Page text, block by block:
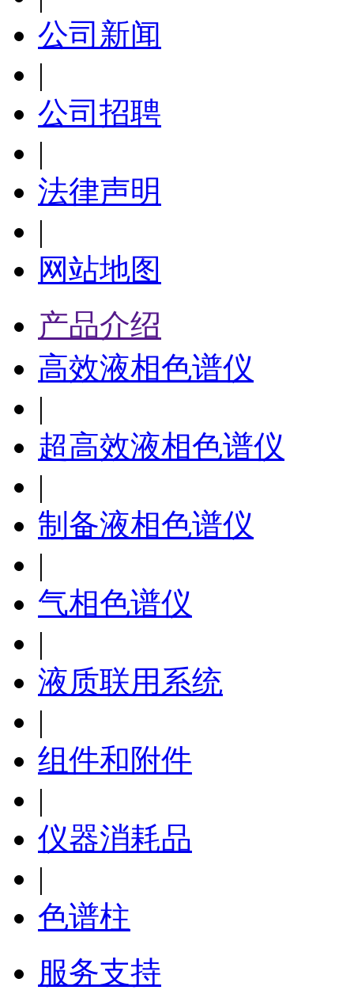
公司新闻
|
公司招聘
|
法律声明
|
网站地图
产品介绍
高效液相色谱仪
|
超高效液相色谱仪
|
制备液相色谱仪
|
气相色谱仪
|
液质联用系统
|
组件和附件
|
仪器消耗品
|
色谱柱
服务支持